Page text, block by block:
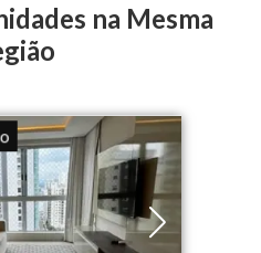
na Mesma